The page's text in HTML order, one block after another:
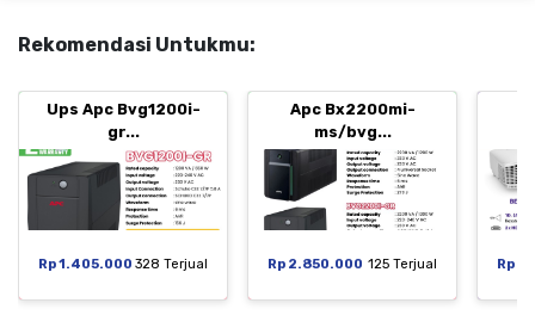
Rekomendasi Untukmu:
Ups Apc Bvg1200i-
gr...
Rp 1.405.000 328 Terjual
Apc Bx2200mi-
ms/bvg...
Rp 2.850.000 125 Terjual Rp